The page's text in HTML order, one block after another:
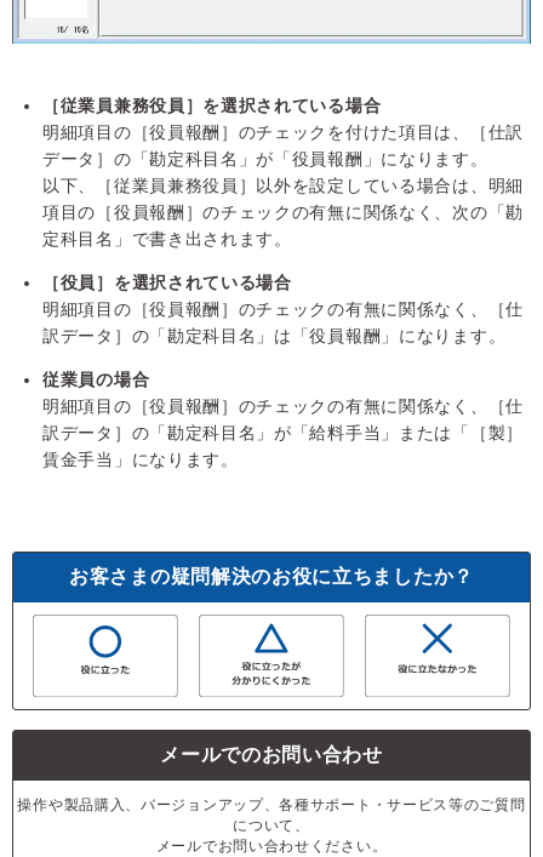
［従業員兼務役員］を選択されている場合
明細項目の［役員報酬］のチェックを付けた項目は、［仕訳
データ］の「勘定科目名」が「役員報酬」になります。
以下、［従業員兼務役員］以外を設定している場合は、明細
項目の［役員報酬］のチェックの有無に関係なく、次の「勘
定科目名」で書き出されます。
［役員］を選択されている場合
明細項目の［役員報酬］のチェックの有無に関係なく、［仕
訳データ］の「勘定科目名」は「役員報酬」になります。
従業員の場合
明細項目の［役員報酬］のチェックの有無に関係なく、［仕
訳データ］の「勘定科目名」が「給料手当」または「［製］
賃金手当」になります。
お客さまの疑問解決のお役に立ちましたか？
メールでのお問い合わせ
操作や製品購入、バージョンアップ、各種サポート・サービス等のご質問
について、
メールでお問い合わせください。